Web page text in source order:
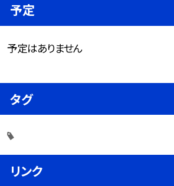
予定
予定はありません
タグ
リンク